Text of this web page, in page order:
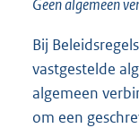
Geen algemeen
Bij
vastgestelde
algemeen
om een